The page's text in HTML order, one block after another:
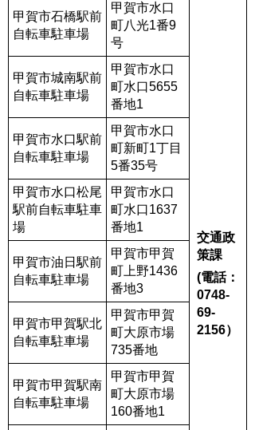
交通政
策課
(電話：
0748-
69-
2156）
甲賀市石橋駅前
自転車駐車場
甲賀市水口
町八光1番9
号
甲賀市城南駅前
自転車駐車場
甲賀市水口
町水口5655
番地1
甲賀市水口駅前
自転車駐車場
甲賀市水口
町新町1丁目
5番35号
甲賀市水口松尾
駅前自転車駐車
場
甲賀市水口
町水口1637
番地1
甲賀市油日駅前
自転車駐車場
甲賀市甲賀
町上野1436
番地3
甲賀市甲賀駅北
自転車駐車場
甲賀市甲賀
町大原市場
735番地
甲賀市甲賀駅南
自転車駐車場
甲賀市甲賀
町大原市場
160番地1